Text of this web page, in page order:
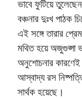
ভাবে ফুটিয়ে
বঞ্চনার দুঃখ পাঠক
এই সঙ্গে তারার
মথিত হয়ে অজুগুপ্সা
অনুশোচনার কারণেই
আস্বাদ্য রস
সার্থক হয়েছে।